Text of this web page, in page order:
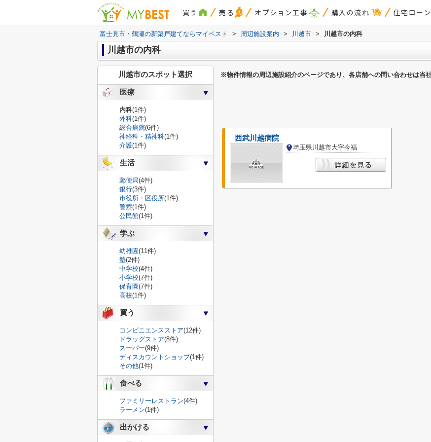
買う 売る オプション工事 購入の流れ 住宅ローン
富士見市・鶴瀬の新築戸建てならマイベスト > 周辺施設案内 > 川越市 > 川越市の内科
川越市の内科
※物件情報の周辺施設紹介のページであり、各店舗への問い合わせは当
西武川越病院
埼玉県川越市大字今福
川越市のスポット選択
医療
内科(1件)
外科(1件)
総合病院(6件)
神経科・精神科(1件)
介護(1件)
生活
郵便局(4件)
銀行(3件)
市役所・区役所(1件)
警察(1件)
公民館(1件)
学ぶ
幼稚園(11件)
塾(2件)
中学校(4件)
小学校(7件)
保育園(7件)
高校(1件)
買う
コンビニエンスストア(12件)
ドラッグストア(8件)
スーパー(9件)
ディスカウントショップ(1件)
その他(1件)
食べる
ファミリーレストラン(4件)
ラーメン(1件)
出かける